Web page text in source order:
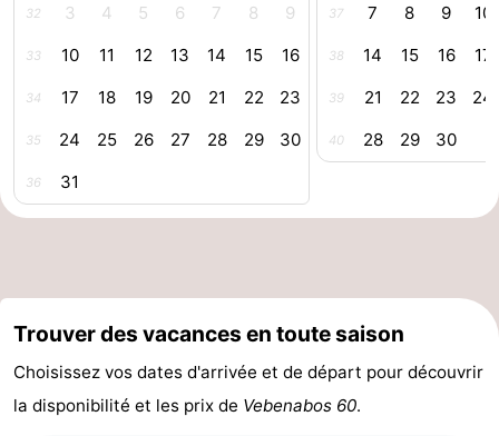
Villages
guidées
Sports
Faire
du
-
Randonnée
-
32 3 4 5 6 7 8 9
33 10 11 12 13 14 15 16
34 17 18 19 20 21 22 23
35 24 25 26 27 28 29 30
36 31
37 7 8 9 10
38 14 15 16 17
39 21 22 23 24
40 28 29 30
Trouver des vacances en toute saison
Choisissez vos dates d'arrivée et de départ pour découvrir
la disponibilité et les prix de Vebenabos 60.